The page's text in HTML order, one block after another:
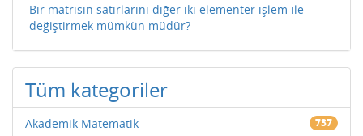
Bir matrisin satırlarını diğer iki elementer işlem ile
değiştirmek mümkün müdür?
Tüm kategoriler
Akademik Matematik 737